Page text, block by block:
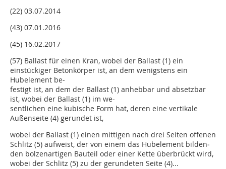
(22) 03.07.2014
(43) 07.01.2016
(45) 16.02.2017
(57) Ballast für einen Kran, wobei der Ballast (1) ein
einstückiger Betonkörper ist, an dem wenigstens ein
Hubelement be-
festigt ist, an dem der Ballast (1) anhebbar und absetzbar
ist, wobei der Ballast (1) im we-
sentlichen eine kubische Form hat, deren eine vertikale
Außenseite (4) gerundet ist,
wobei der Ballast (1) einen mittigen nach drei Seiten offenen
Schlitz (5) aufweist, der von einem das Hubelement bilden­
den bolzenartigen Bauteil oder einer Kette überbrückt wird,
wobei der Schlitz (5) zu der gerundeten Seite (4)...